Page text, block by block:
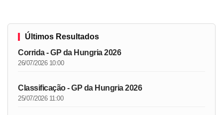
Últimos Resultados
Corrida - GP da Hungria 2026
26/07/2026 10:00
Classificação - GP da Hungria 2026
25/07/2026 11:00